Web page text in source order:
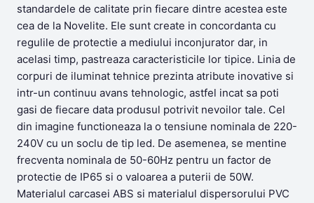
standardele de calitate prin fiecare dintre acestea este
cea de la Novelite. Ele sunt create in concordanta cu
regulile de protectie a mediului inconjurator dar, in
acelasi timp, pastreaza caracteristicile lor tipice. Linia de
corpuri de iluminat tehnice prezinta atribute inovative si
intr-un continuu avans tehnologic, astfel incat sa poti
gasi de fiecare data produsul potrivit nevoilor tale. Cel
din imagine functioneaza la o tensiune nominala de 220-
240V cu un soclu de tip led. De asemenea, se mentine
frecventa nominala de 50-60Hz pentru un factor de
protectie de IP65 si o valoarea a puterii de 50W.
Materialul carcasei ABS si materialul dispersorului PVC